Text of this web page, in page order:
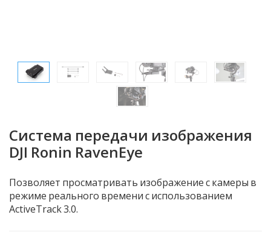
Система передачи изображения
DJI Ronin RavenEye
Позволяет просматривать изображение с камеры в
режиме реального времени с использованием
ActiveTrack 3.0.